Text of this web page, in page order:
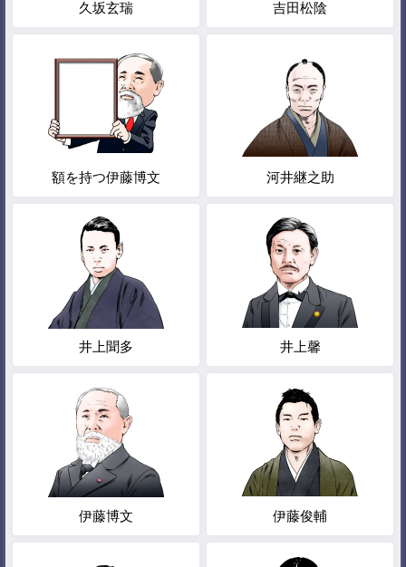
久坂玄瑞 吉田松陰
額を持つ伊藤博文 河井継之助
井上聞多 井上馨
伊藤博文 伊藤俊輔